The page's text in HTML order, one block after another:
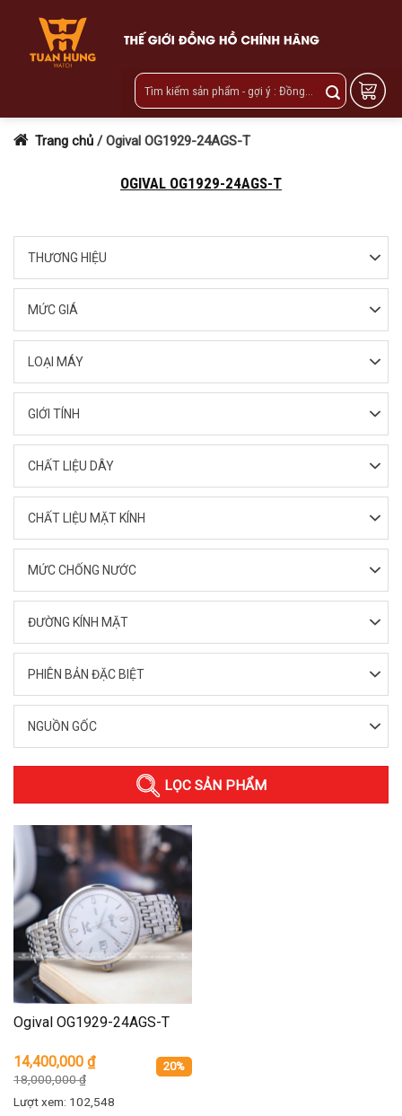
content
Trang chủ /Ogival OG1929-24AGS-T
OGIVAL OG1929-24AGS-T
THƯƠNG HIỆU
MỨC GIÁ
LOẠI MÁY
GIỚI TÍNH
CHẤT LIỆU DÂY
CHẤT LIỆU MẶT KÍNH
MỨC CHỐNG NƯỚC
ĐƯỜNG KÍNH MẶT
PHIÊN BẢN ĐẶC BIỆT
NGUỒN GỐC
LỌC SẢN PHẨM
Ogival OG1929-24AGS-T
14,400,000 ₫
18,000,000₫
20%
Lượt xem: 102,548